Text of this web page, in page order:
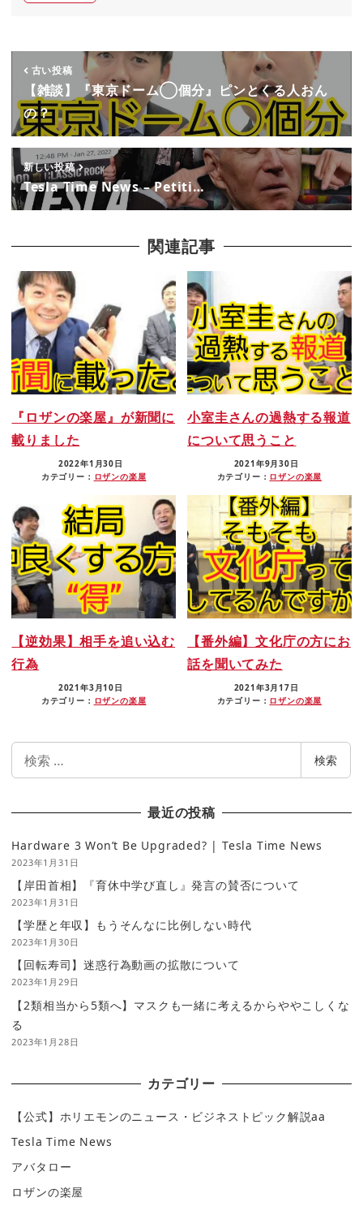
古い投稿
【雑談】『東京ドーム◯個分』ピンとくる人おん
の？
新しい投稿
Tesla Time News – Petiti…
関連記事
『ロザンの楽屋』が新聞に
載りました
2022年1月30日
カテゴリー： ロザンの楽屋
小室圭さんの過熱する報道
について思うこと
2021年9月30日
カテゴリー： ロザンの楽屋
【逆効果】相手を追い込む
行為
2021年3月10日
カテゴリー： ロザンの楽屋
【番外編】文化庁の方にお
話を聞いてみた
2021年3月17日
カテゴリー： ロザンの楽屋
検索
最近の投稿
Hardware 3 Won’t Be Upgraded? | Tesla Time News
2023年1月31日
【岸田首相】『育休中学び直し』発言の賛否について
2023年1月31日
【学歴と年収】もうそんなに比例しない時代
2023年1月30日
【回転寿司】迷惑行為動画の拡散について
2023年1月29日
【2類相当から5類へ】マスクも一緒に考えるからややこしくな
る
2023年1月28日
カテゴリー
【公式】ホリエモンのニュース・ビジネストピック解説aa
Tesla Time News
アバタロー
ロザンの楽屋